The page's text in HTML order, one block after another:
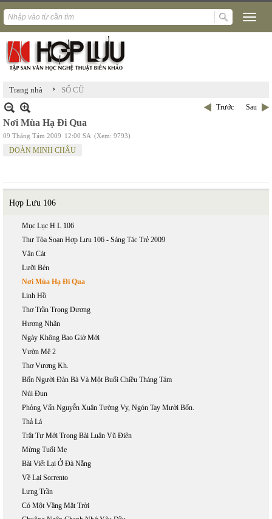
Trang nhà › SỐ CŨ
Trước Sau
Nơi Mùa Hạ Đi Qua
09 Tháng Tám 2009 12:00 SA (Xem: 9793)
ĐOÀN MINH CHÂU
Hợp Lưu 106
Mục Lục H L 106
Thư Tòa Soạn Hợp Lưu 106 - Sáng Tác Trẻ 2009
Vân Cát
Lưỡi Bén
Nơi Mùa Hạ Đi Qua
Linh Hồ
Thơ Trần Trọng Dương
Hương Nhãn
Ngày Không Bao Giờ Mới
Vườn Mê 2
Thơ Vương Kh.
Bốn Người Đàn Bà Và Một Buổi Chiều Tháng Tám
Núi Đụn
Phỏng Vấn Nguyễn Xuân Tường Vy, Ngón Tay Mười Bốn.
Thả Lá
Trật Tự Mới Trong Bài Luân Vũ Điên
Mừng Tuổi Mẹ
Bài Viết Lại Ở Đà Nẵng
Về Lại Sorrento
Lưng Trần
Có Một Vầng Mặt Trời